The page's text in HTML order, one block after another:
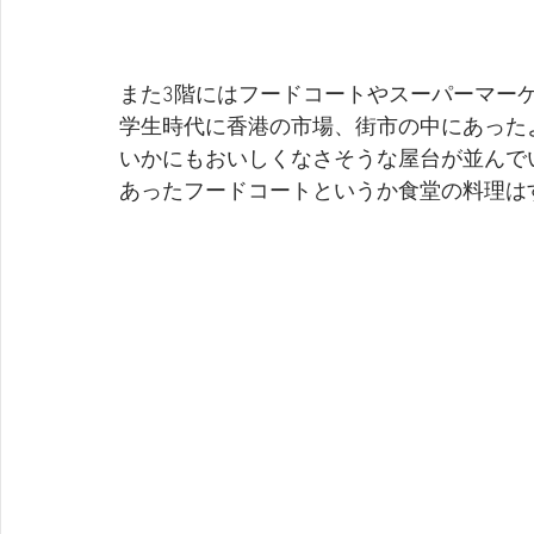
また3階にはフードコートやスーパーマー
学生時代に香港の市場、街市の中にあっ
いかにもおいしくなさそうな屋台が並ん
あったフードコートというか食堂の料理